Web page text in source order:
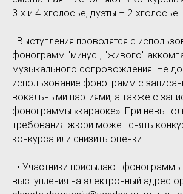
3-х и 4-хголосье, дуэты – 2-хголосье.
· Выступления проводятся с
фонограмм "минус", "живого"
музыкального сопровождения. Не
использование фонограмм с
вокальными партиями, а также с
фонограммы «караоке». При
требования жюри может снять
конкурса или снизить оценки.
· • Участники присылают
выступления на электронный адрес